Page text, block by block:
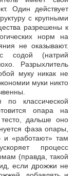
Один действует
с крупными
разрешены к
норм на
не оказывают.
содой (натрий
Разрыхлитель
муку никак не
муки никто
классической
опара на
дальше оно
фаза опары,
и «работают» там
процесс
(правда, такой
если дрожжи не